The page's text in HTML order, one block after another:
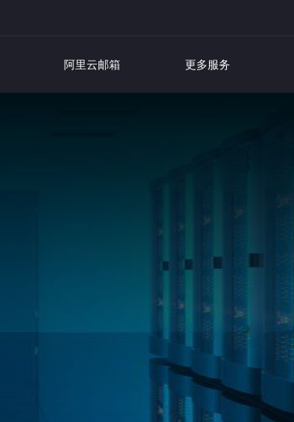
阿里云邮箱 更多服务